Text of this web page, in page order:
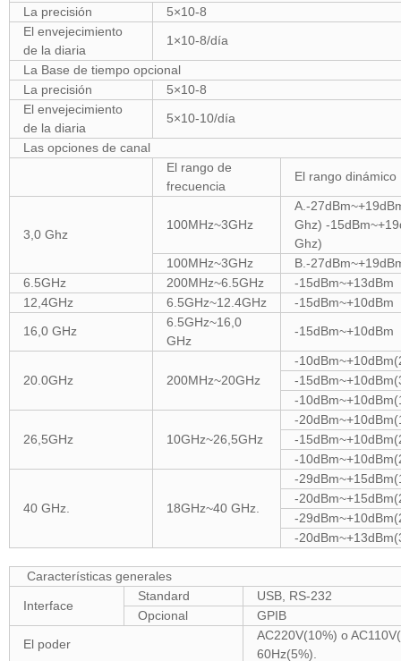
La precisión
5×10-8
El envejecimiento
de la diaria
1×10-8/día
La Base de tiempo opcional
La precisión
5×10-8
El envejecimiento
de la diaria
5×10-10/día
Las opciones de canal
El rango de
frecuencia
El rango
3,0 Ghz
100MHz~3GHz
A.-
Ghz) -
Ghz)
100MHz~3GHz
B.-
6.5GHz
200MHz~6.5GHz
-15dBm~+13dBm
12,4GHz
6.5GHz~12.4GHz
-15dBm~+10dBm
16,0 GHz
6.5GHz~16,0
GHz
-15dBm~+10dBm
20.0GHz 200MHz~20GHz
-
-
-
26,5GHz 10GHz~26,5GHz
-
-
-
40 GHz. 18GHz~40 GHz.
-
-
-
-
Características generales
Interface
Standard
USB, RS-232
Opcional
GPIB
El poder
AC220V(10%) o
60Hz(5%).